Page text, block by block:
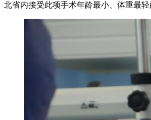
北省内接受此项手术年龄最小、体重最轻